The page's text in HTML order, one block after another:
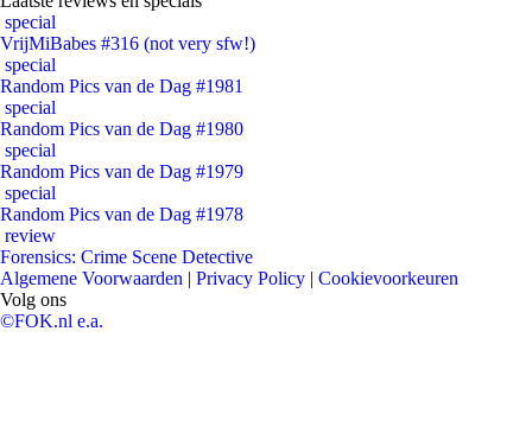
special
VrijMiBabes #316 (not very sfw!)
special
Random Pics van de Dag #1981
special
Random Pics van de Dag #1980
special
Random Pics van de Dag #1979
special
Random Pics van de Dag #1978
review
Forensics: Crime Scene Detective
Algemene Voorwaarden | Privacy Policy | Cookievoorkeuren
Volg ons
©FOK.nl e.a.